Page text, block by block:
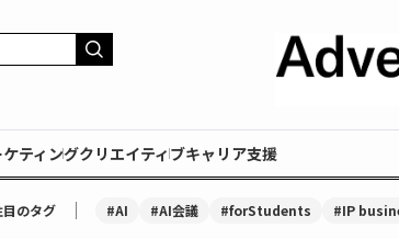
ティングクリエイティブキャリア支援
目のタグ ｜ #AI #AI会議 #forStudents #IP